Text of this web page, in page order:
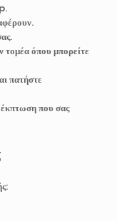
τομέα όπου μπορείτε
πατήστε
που σας